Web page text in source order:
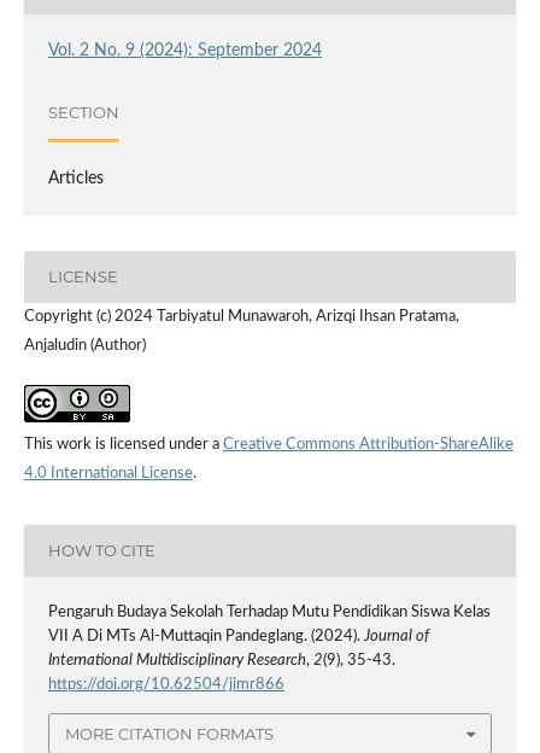
Vol. 2 No. 9 (2024): September 2024
SECTION
Articles
LICENSE
Copyright (c) 2024 Tarbiyatul Munawaroh, Arizqi Ihsan Pratama,
Anjaludin (Author)
This work is licensed under a Creative Commons Attribution-ShareAlike
4.0 International License.
HOW TO CITE
Pengaruh Budaya Sekolah Terhadap Mutu Pendidikan Siswa Kelas
VII A Di MTs Al-Muttaqin Pandeglang. (2024).Journal of
International Multidisciplinary Research, 2(9), 35-43.
https://doi.org/10.62504/jimr866
MORE CITATION FORMATS